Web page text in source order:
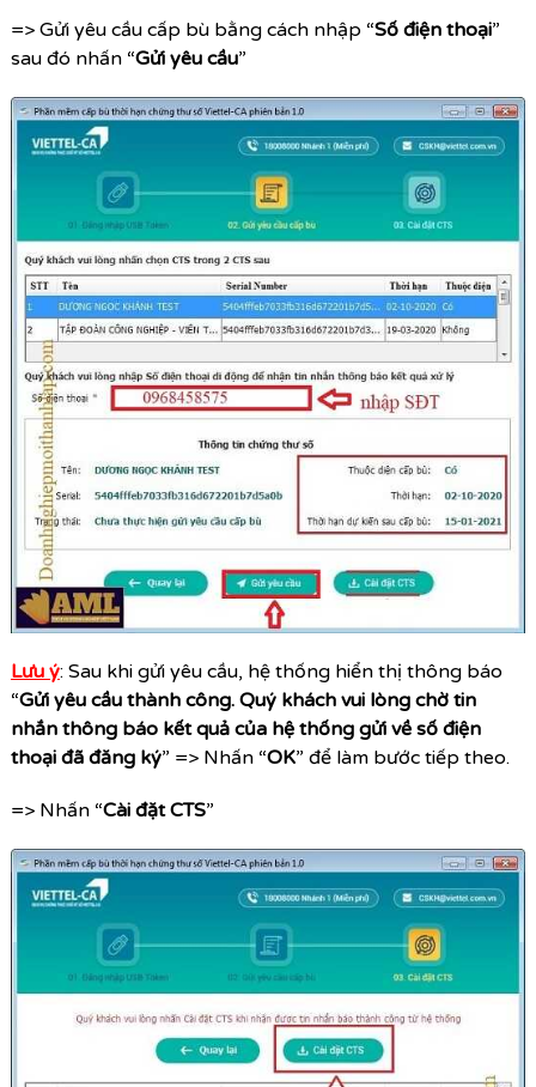
=> Gửi yêu cầu cấp bù bằng cách nhập “Số điện thoại”
sau đó nhấn “Gửi yêu cầu”
Lưu ý: Sau khi gửi yêu cầu, hệ thống hiển thị thông báo
“Gửi yêu cầu thành công. Quý khách vui lòng chờ tin
nhắn thông báo kết quả của hệ thống gửi về số điện
thoại đã đăng ký” => Nhấn “OK” để làm bước tiếp theo.
=> Nhấn “Cài đặt CTS”